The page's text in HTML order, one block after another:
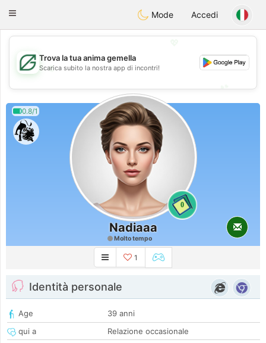
Dating
Toggle
Mode Accedi
💖
💕
Trova la tua anima gemella
Scarica subito la nostra app di incontri!
0.8/1
0
Nadiaaa
Molto tempo
1
Identità personale
Age
39 anni
qui a
Relazione occasionale